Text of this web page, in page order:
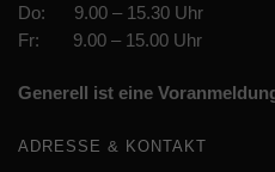
Do: 9.00 – 15.30 Uhr
Fr: 9.00 – 15.00 Uhr
Generell ist eine
ADRESSE & KONTAKT